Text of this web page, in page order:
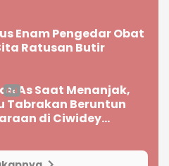
Enam Pengedar Obat
Ratusan Butir
As Saat Menanjak,
Tabrakan Beruntun
di Ciwidey